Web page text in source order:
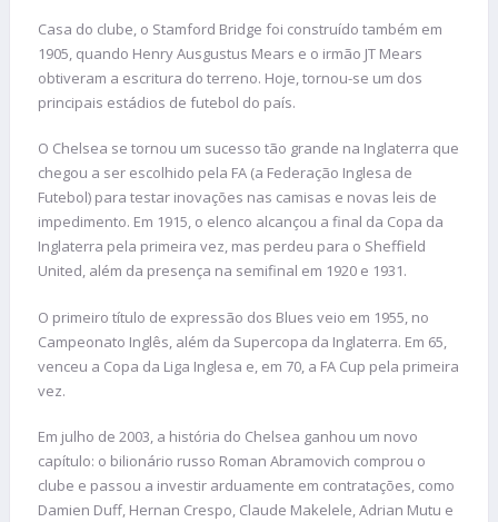
Casa do clube, o Stamford Bridge foi construído também em
1905, quando Henry Ausgustus Mears e o irmão JT Mears
obtiveram a escritura do terreno. Hoje, tornou-se um dos
principais estádios de futebol do país.
O Chelsea se tornou um sucesso tão grande na Inglaterra que
chegou a ser escolhido pela FA (a Federação Inglesa de
Futebol) para testar inovações nas camisas e novas leis de
impedimento. Em 1915, o elenco alcançou a final da Copa da
Inglaterra pela primeira vez, mas perdeu para o Sheffield
United, além da presença na semifinal em 1920 e 1931.
O primeiro título de expressão dos Blues veio em 1955, no
Campeonato Inglês, além da Supercopa da Inglaterra. Em 65,
venceu a Copa da Liga Inglesa e, em 70, a FA Cup pela primeira
vez.
Em julho de 2003, a história do Chelsea ganhou um novo
capítulo: o bilionário russo Roman Abramovich comprou o
clube e passou a investir arduamente em contratações, como
Damien Duff, Hernan Crespo, Claude Makelele, Adrian Mutu e